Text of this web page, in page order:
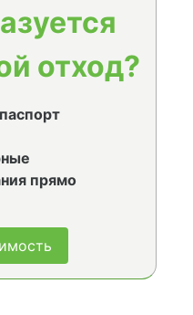
отход?
прямо